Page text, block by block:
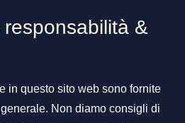
&
in questo sito web sono fornite
Non diamo consigli di